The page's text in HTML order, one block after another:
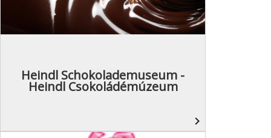
Heindl Schokolademuseum -
Heindl Csokoládémúzeum
navigate_next